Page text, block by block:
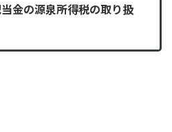
金の源泉所得税の取り扱